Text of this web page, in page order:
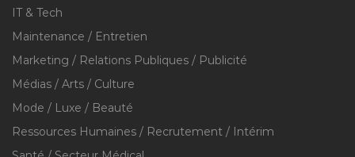
IT & Tech
Maintenance / Entretien
Marketing / Relations Publiques / Publicité
Médias / Arts / Culture
Mode / Luxe / Beauté
Ressources Humaines / Recrutement / Intérim